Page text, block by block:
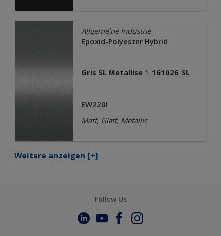
Allgemeine Industrie
Epoxid-Polyester Hybrid
Gris SL Metallise 1_161026_SL
EW220I
Matt, Glatt, Metallic
Weitere anzeigen [+]
Follow Us